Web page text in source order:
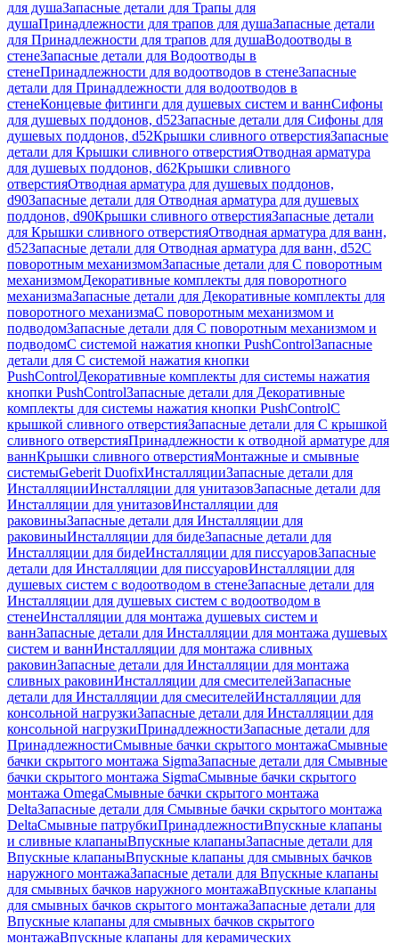
для душаЗапасные детали для Трапы для
душаПринадлежности для трапов для душаЗапасные детали
для Принадлежности для трапов для душаВодоотводы в
стенеЗапасные детали для Водоотводы в
стенеПринадлежности для водоотводов в стенеЗапасные
детали для Принадлежности для водоотводов в
стенеКонцевые фитинги для душевых систем и ваннСифоны
для душевых поддонов, d52Запасные детали для Сифоны для
душевых поддонов, d52Крышки сливного отверстияЗапасные
детали для Крышки сливного отверстияОтводная арматура
для душевых поддонов, d62Крышки сливного
отверстияОтводная арматура для душевых поддонов,
d90Запасные детали для Отводная арматура для душевых
поддонов, d90Крышки сливного отверстияЗапасные детали
для Крышки сливного отверстияОтводная арматура для ванн,
d52Запасные детали для Отводная арматура для ванн, d52С
поворотным механизмомЗапасные детали для С поворотным
механизмомДекоративные комплекты для поворотного
механизмаЗапасные детали для Декоративные комплекты для
поворотного механизмаС поворотным механизмом и
подводомЗапасные детали для С поворотным механизмом и
подводомС системой нажатия кнопки PushControlЗапасные
детали для С системой нажатия кнопки
PushControlДекоративные комплекты для системы нажатия
кнопки PushControlЗапасные детали для Декоративные
комплекты для системы нажатия кнопки PushControlС
крышкой сливного отверстияЗапасные детали для С крышкой
сливного отверстияПринадлежности к отводной арматуре для
ваннКрышки сливного отверстияМонтажные и смывные
системыGeberit DuofixИнсталляцииЗапасные детали для
ИнсталляцииИнсталляции для унитазовЗапасные детали для
Инсталляции для унитазовИнсталляции для
раковиныЗапасные детали для Инсталляции для
раковиныИнсталляции для бидеЗапасные детали для
Инсталляции для бидеИнсталляции для писсуаровЗапасные
детали для Инсталляции для писсуаровИнсталляции для
душевых систем с водоотводом в стенеЗапасные детали для
Инсталляции для душевых систем с водоотводом в
стенеИнсталляции для монтажа душевых систем и
ваннЗапасные детали для Инсталляции для монтажа душевых
систем и ваннИнсталляции для монтажа сливных
раковинЗапасные детали для Инсталляции для монтажа
сливных раковинИнсталляции для смесителейЗапасные
детали для Инсталляции для смесителейИнсталляции для
консольной нагрузкиЗапасные детали для Инсталляции для
консольной нагрузкиПринадлежностиЗапасные детали для
ПринадлежностиСмывные бачки скрытого монтажаСмывные
бачки скрытого монтажа SigmaЗапасные детали для Смывные
бачки скрытого монтажа SigmaСмывные бачки скрытого
монтажа OmegaСмывные бачки скрытого монтажа
DeltaЗапасные детали для Смывные бачки скрытого монтажа
DeltaСмывные патрубкиПринадлежностиВпускные клапаны
и сливные клапаныВпускные клапаныЗапасные детали для
Впускные клапаныВпускные клапаны для смывных бачков
наружного монтажаЗапасные детали для Впускные клапаны
для смывных бачков наружного монтажаВпускные клапаны
для смывных бачков скрытого монтажаЗапасные детали для
Впускные клапаны для смывных бачков скрытого
монтажаВпускные клапаны для керамических